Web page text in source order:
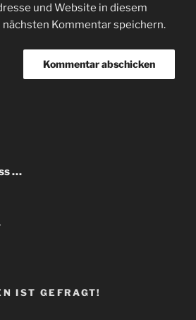
und Website in diesem
Kommentar speichern.
…
IST GEFRAGT!